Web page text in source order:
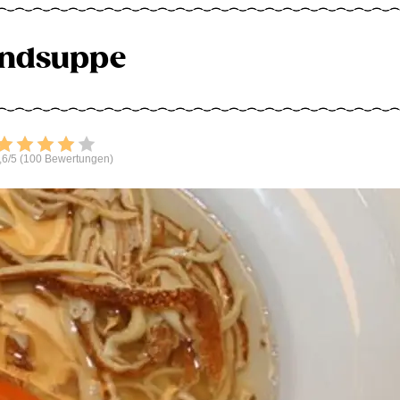
Bewerten
5 (100 Bewertungen)